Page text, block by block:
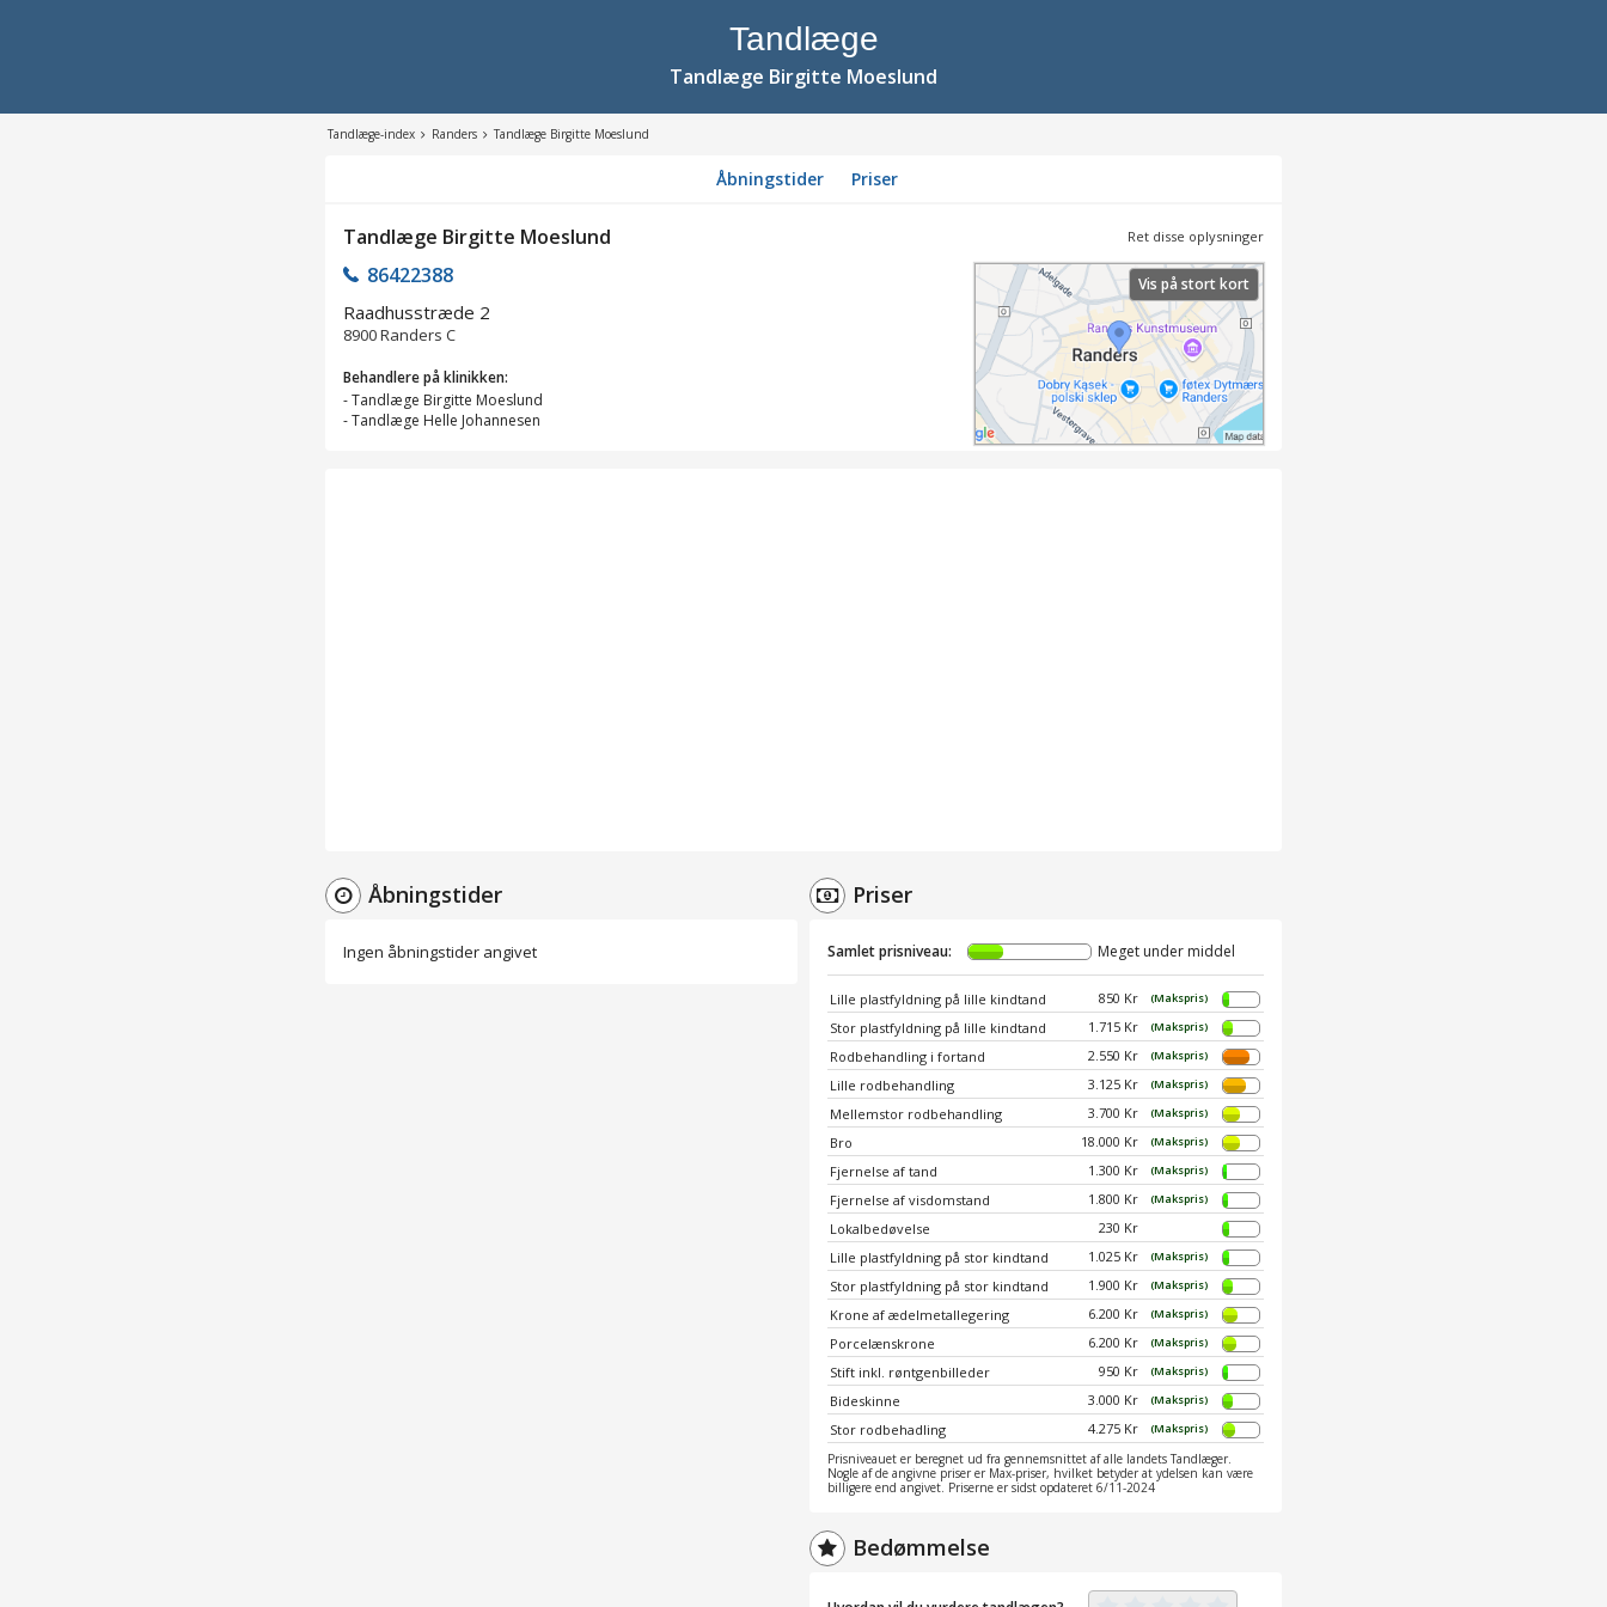
Tandlæge
Tandlæge Birgitte Moeslund
Tandlæge-index Randers Tandlæge Birgitte Moeslund
Åbningstider Priser
Tandlæge Birgitte Moeslund
86422388
Raadhusstræde 2
8900Randers C
Behandlere på klinikken:
-Tandlæge Birgitte Moeslund
-Tandlæge Helle Johannesen
Ret disse oplysninger
Vis på stort kort
Åbningstider
Ingen åbningstider angivet
Priser
Samlet prisniveau: Meget under middel
Lille plastfyldning på lille kindtand 850 Kr (Makspris)
Stor plastfyldning på lille kindtand 1.715 Kr (Makspris)
Rodbehandling i fortand 2.550 Kr (Makspris)
Lille rodbehandling 3.125 Kr (Makspris)
Mellemstor rodbehandling 3.700 Kr (Makspris)
Bro 18.000 Kr (Makspris)
Fjernelse af tand 1.300 Kr (Makspris)
Fjernelse af visdomstand 1.800 Kr (Makspris)
Lokalbedøvelse
230 Kr
Lille plastfyldning på stor kindtand
1.025 Kr (Makspris)
Stor plastfyldning på stor kindtand 1.900 Kr (Makspris)
Krone af ædelmetallegering 6.200 Kr (Makspris)
Porcelænskrone 6.200 Kr (Makspris)
Stift inkl. røntgenbilleder 950 Kr (Makspris)
Bideskinne 3.000 Kr (Makspris)
Stor rodbehadling 4.275 Kr (Makspris)
Prisniveauet er beregnet ud fra gennemsnittet af alle landets Tandlæger.
Nogle af de angivne priser er Max-priser, hvilket betyder at ydelsen kan være
billigere end angivet. Priserne er sidst opdateret 6/11-2024
Bedømmelse